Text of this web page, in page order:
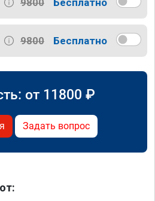
9800 Бесплатно
от 11800 ₽
Задать вопрос